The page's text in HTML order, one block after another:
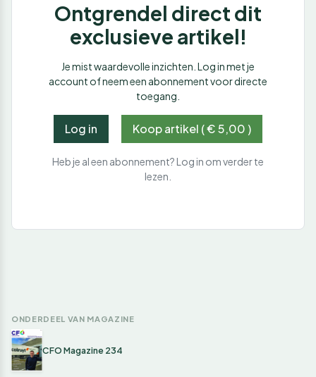
Ontgrendel direct dit
exclusieve artikel!
Je mist waardevolle inzichten. Log in met je
account of neem een abonnement voor directe
toegang.
Log in Koop artikel ( € 5,00 )
Heb je al een abonnement? Log in om verder te
lezen.
ONDERDEEL VAN MAGAZINE
CFO Magazine 234